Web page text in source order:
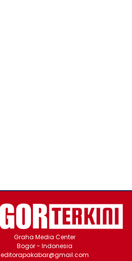
Graha Media Center
Bogor - Indonesia
editorapakabar@gmail.com